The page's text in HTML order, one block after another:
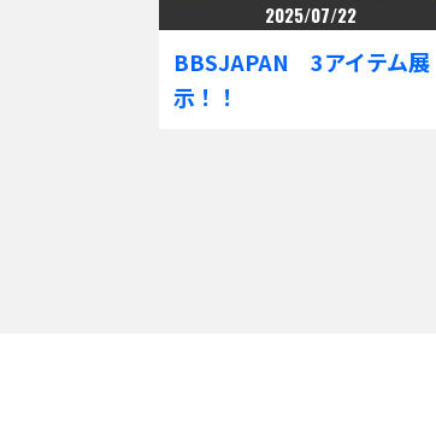
2025/07/22
BBSJAPAN 3アイテム展
示！！